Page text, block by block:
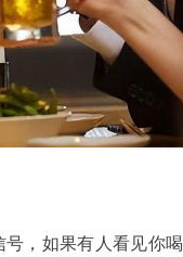
，如果有人看见你